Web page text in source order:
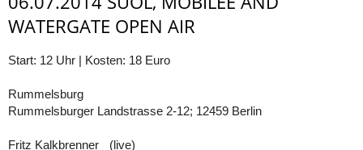
WATERGATE OPEN AIR
Start: 12 Uhr | Kosten: 18 Euro
Rummelsburg
Rummelsburger Landstrasse 2-12; 12459 Berlin
Fritz Kalkbrenner (live)